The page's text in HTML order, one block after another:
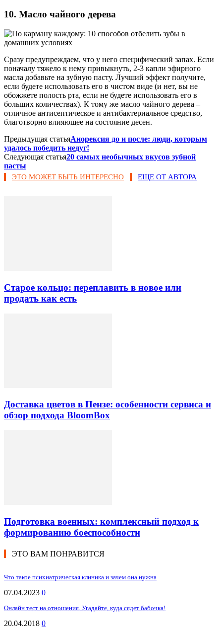
10. Масло чайного дерева
Сразу предупреждаем, что у него специфический запах. Если
поначалу тяжело к нему привыкнуть, 2-3 капли эфирного
масла добавьте на зубную пасту. Лучший эффект получите,
если будете использовать его в чистом виде (и нет, вы не
обожжете полость рта, если не будете использовать его в
больших количествах). К тому же масло чайного дерева –
отличное антисептическое и антибактериальное средство,
благотворно влияющее на состояние десен.
Предыдущая статьяАнорексия до и после: люди, которым
удалось победить недуг!
Следующая статья20 самых необычных вкусов зубной
пасты
ЭТО МОЖЕТ БЫТЬ ИНТЕРЕСНО ЕЩЕ ОТ АВТОРА
Старое кольцо: переплавить в новое или
продать как есть
Доставка цветов в Пензе: особенности сервиса и
обзор подхода BloomBox
Подготовка военных: комплексный подход к
формированию боеспособности
ЭТО ВАМ ПОНРАВИТСЯ
Что такое психиатрическая клиника и зачем она нужна
07.04.2023 0
Онлайн тест на отношения. Угадайте, куда сядет бабочка!
20.04.2018 0